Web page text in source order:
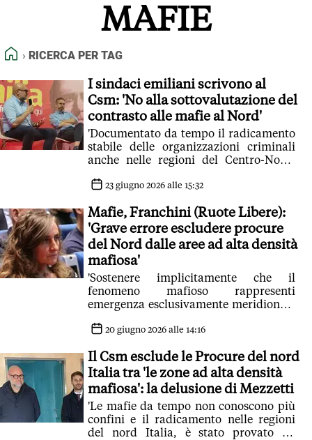
NORMATIVE DEONTOLOGICHE
TERMINI e CONDIZIONI
MAFIE
HOME
RICERCA PER TAG
I sindaci emiliani scrivono al
Csm: 'No alla sottovalutazione del
contrasto alle mafie al Nord'
'Documentato da tempo il radicamento
stabile delle organizzazioni criminali
anche nelle regioni del Centro-Nord,
Romagna'
23 giugno 2026 alle 15:32
Mafie, Franchini (Ruote Libere):
'Grave errore escludere procure
del Nord dalle aree ad alta densità
mafiosa'
'Sostenere implicitamente che il
fenomeno mafioso rappresenti
emergenza esclusivamente meridionale
processi e sentenze'
20 giugno 2026 alle 14:16
Il Csm esclude le Procure del nord
Italia tra 'le zone ad alta densità
mafiosa': la delusione di Mezzetti
'Le mafie da tempo non conoscono più
confini e il radicamento nelle regioni
del nord Italia, è stato provato da